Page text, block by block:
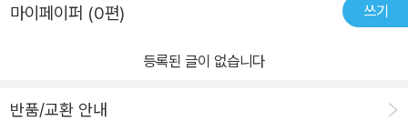
마이페이퍼 (0편) 쓰기
등록된 글이 없습니다
반품/교환 안내